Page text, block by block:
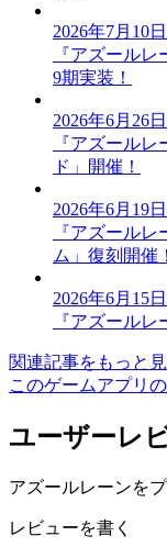
2026年7月10
『アズール
9期実装！
2026年6月26
『アズール
ド」開催！
2026年6月19
『アズール
ム」復刻開催
2026年6月15
『アズール
関連記事をもっと
このゲームアプリ
ユーザーレ
アズールレーンを
レビューを書く